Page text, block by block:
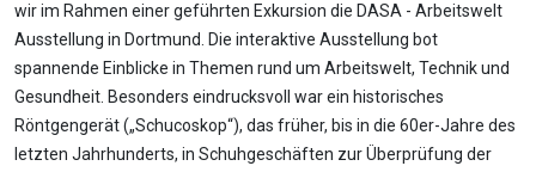
wir im Rahmen einer geführten Exkursion die DASA - Arbeitswelt
Ausstellung in Dortmund. Die interaktive Ausstellung bot
spannende Einblicke in Themen rund um Arbeitswelt, Technik und
Gesundheit. Besonders eindrucksvoll war ein historisches
Röntgengerät („Schucoskop“), das früher, bis in die 60er-Jahre des
letzten Jahrhunderts, in Schuhgeschäften zur Überprüfung der